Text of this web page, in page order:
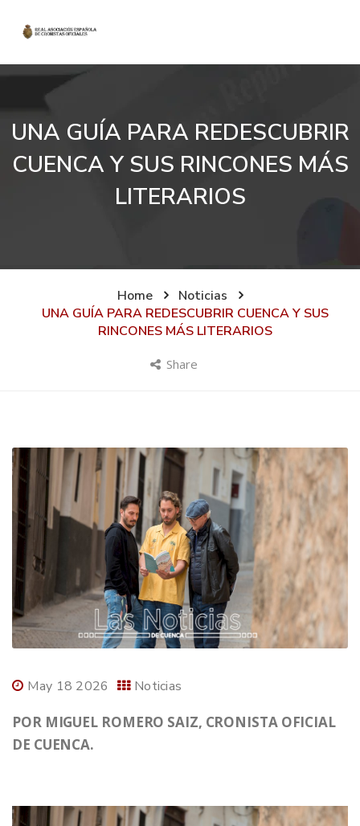
UNA GUÍA PARA REDESCUBRIR
CUENCA Y SUS RINCONES MÁS
LITERARIOS
Home
Noticias
UNA GUÍA PARA REDESCUBRIR CUENCA Y SUS
RINCONES MÁS LITERARIOS
Share
May 18 2026 Noticias
POR MIGUEL ROMERO SAIZ, CRONISTA OFICIAL
DE CUENCA.